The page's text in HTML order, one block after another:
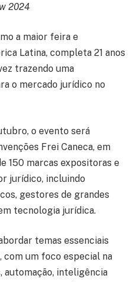
2024
a maior feira e
Latina, completa 21 anos
trazendo uma
o mercado jurídico no
o evento será
Frei Caneca, em
150 marcas expositoras e
jurídico, incluindo
gestores de grandes
tecnologia jurídica.
temas essenciais
com um foco especial na
automação, inteligência